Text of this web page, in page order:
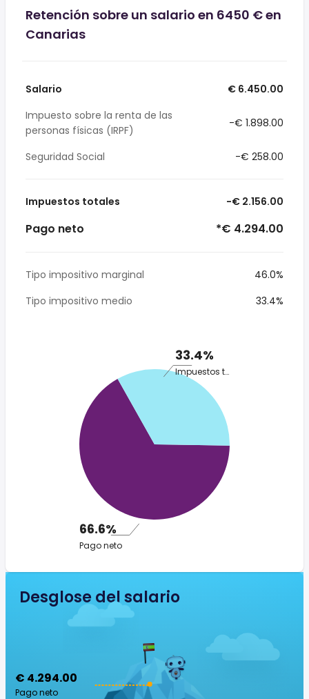
Retención sobre un salario en 6450 € en
Canarias
Salario
€ 6.450.00
Impuesto sobre la renta de las
personas físicas (IRPF)
-€ 1.898.00
Seguridad Social -€ 258.00
Impuestos totales -€ 2.156.00
Pago neto *€ 4.294.00
Tipo impositivo marginal
46.0%
Tipo impositivo medio
33.4%
33.4%
Impuestos totales
66.6%
Pago neto
Desglose del salario
€ 4.294.00
Pago neto